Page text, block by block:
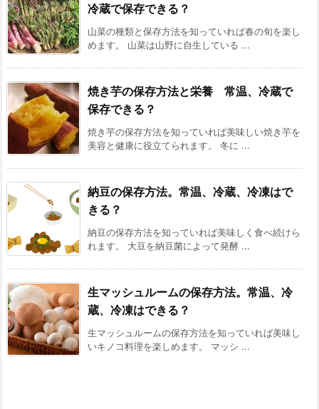
冷蔵で保存できる？
山菜の種類と保存方法を知っていれば春の旬を楽し
めます。 山菜は山野に自生している ...
焼き芋の保存方法と栄養 常温、冷蔵で
保存できる？
焼き芋の保存方法を知っていれば美味しい焼き芋を
美容と健康に役立てられます。 冬に ...
納豆の保存方法。常温、冷蔵、冷凍はで
きる？
納豆の保存方法を知っていれば美味しく食べ続けら
れます。 大豆を納豆菌によって発酵 ...
生マッシュルームの保存方法。常温、冷
蔵、冷凍はできる？
生マッシュルームの保存方法を知っていれば美味し
いキノコ料理を楽しめます。 マッシ ...